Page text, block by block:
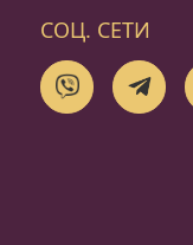
СОЦ. СЕТИ